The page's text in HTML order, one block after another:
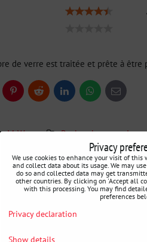
de verre est traitée et prête à être
PinterestReddit LinkedInWhatsApp
E-
mail
M-Way Recherche par voiture
Ailerons (queue de canard)
Additional information
Privacy
We use cookies to enhance your visit of
and collect data about its usage. We may
do so and collected data may get
other countries. By clicking on 'Accept all
with this processing. You may find
preferences
Privacy declaration
Show details